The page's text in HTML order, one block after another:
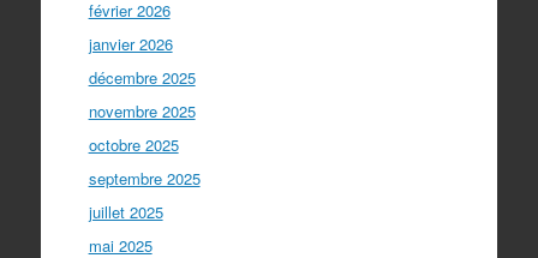
février 2026
janvier 2026
décembre 2025
novembre 2025
octobre 2025
septembre 2025
juillet 2025
mai 2025